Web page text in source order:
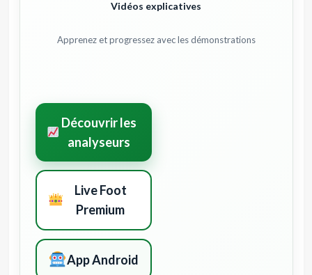
Vidéos explicatives
Apprenez et progressez avec les démonstrations
Découvrir les
analyseurs
Live Foot
Premium
App Android